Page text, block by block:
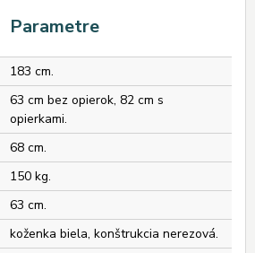
Parametre
183 cm.
63 cm bez opierok, 82 cm s
opierkami.
68 cm.
150 kg.
63 cm.
koženka biela, konštrukcia nerezová.